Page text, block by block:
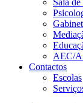
Sala
AEC/
Contactos
Escolas